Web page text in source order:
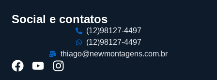
Social e contatos
(12)98127-4497
(12)98127-4497
thiago@newmontagens.com.br